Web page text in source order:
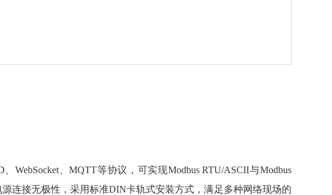
WebSocket、MQTT等协议，可实现Modbus RTU/ASCII与Modbus
连接无极性，采用标准DIN卡轨式安装方式，满足多种网络现场的